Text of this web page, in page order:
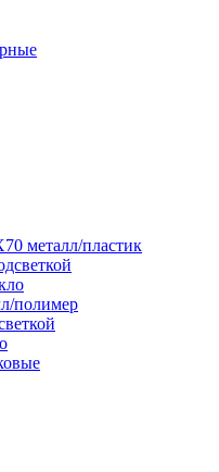
металл/пластик
полимер